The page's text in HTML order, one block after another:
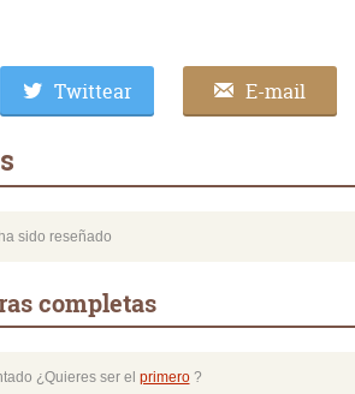
Twittear E-mail
sido reseñado
completas
¿Quieres ser el primero?